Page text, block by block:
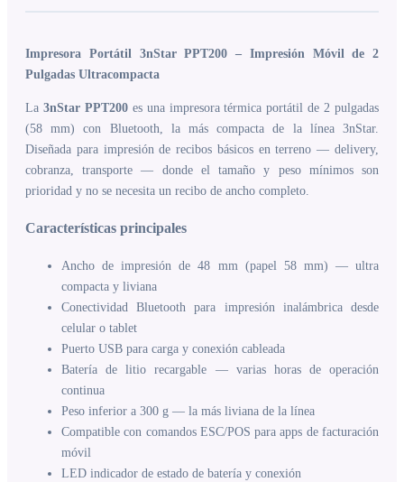
Impresora Portátil 3nStar PPT200 – Impresión Móvil de 2
Pulgadas Ultracompacta
La 3nStar PPT200es una impresora térmica portátil de 2 pulgadas
(58 mm) con Bluetooth, la más compacta de la línea 3nStar.
Diseñada para impresión de recibos básicos en terreno — delivery,
cobranza, transporte — donde el tamaño y peso mínimos son
prioridad y no se necesita un recibo de ancho completo.
Características principales
Ancho de impresión de 48 mm (papel 58 mm) — ultra
compacta y liviana
Conectividad Bluetooth para impresión inalámbrica desde
celular o tablet
Puerto USB para carga y conexión cableada
Batería de litio recargable — varias horas de operación
continua
Peso inferior a 300 g — la más liviana de la línea
Compatible con comandos ESC/POS para apps de facturación
móvil
LED indicador de estado de batería y conexión